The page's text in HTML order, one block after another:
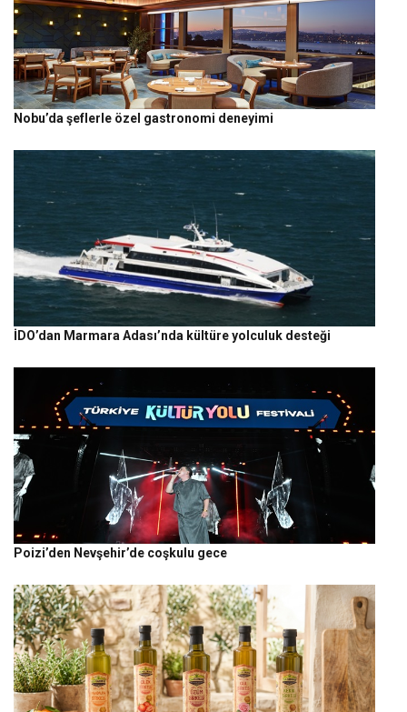
Nobu’da şeflerle özel gastronomi deneyimi
İDO’dan Marmara Adası’nda kültüre yolculuk desteği
Poizi’den Nevşehir’de coşkulu gece